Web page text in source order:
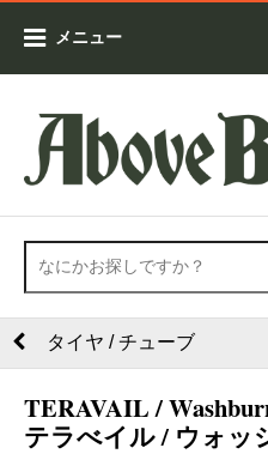
メニュー
タイヤ / チューブ
TERAVAIL /
テラべイル / ウォッ